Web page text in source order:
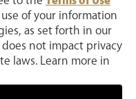
of your information
as set forth in our
not impact privacy
laws. Learn more in
ー東京 - メイキン
ーロンドン - メイキ
することでお客様の弊社ウェ
ビスの向上に取り組んでいま
ことにより、わたくしたちがこ
意することとします
ド、および関連する商標、キャ
Warner Bros. Entertainment
す。